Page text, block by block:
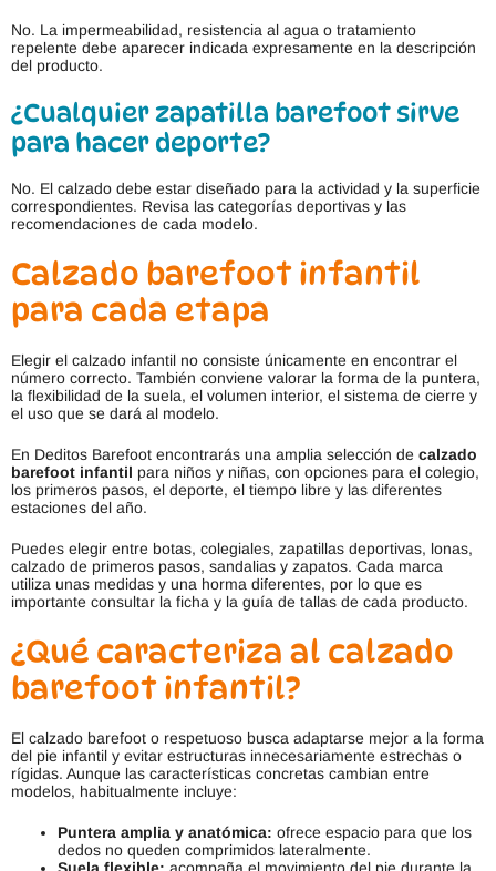
No. La impermeabilidad, resistencia al agua o tratamiento
repelente debe aparecer indicada expresamente en la descripción
del producto.
¿Cualquier zapatilla barefoot sirve
para hacer deporte?
No. El calzado debe estar diseñado para la actividad y la superficie
correspondientes. Revisa las categorías deportivas y las
recomendaciones de cada modelo.
Calzado barefoot infantil
para cada etapa
Elegir el calzado infantil no consiste únicamente en encontrar el
número correcto. También conviene valorar la forma de la puntera,
la flexibilidad de la suela, el volumen interior, el sistema de cierre y
el uso que se dará al modelo.
En Deditos Barefoot encontrarás una amplia selección de calzado
barefoot infantil para niños y niñas, con opciones para el colegio,
los primeros pasos, el deporte, el tiempo libre y las diferentes
estaciones del año.
Puedes elegir entre botas, colegiales, zapatillas deportivas, lonas,
calzado de primeros pasos, sandalias y zapatos. Cada marca
utiliza unas medidas y una horma diferentes, por lo que es
importante consultar la ficha y la guía de tallas de cada producto.
¿Qué caracteriza al calzado
barefoot infantil?
El calzado barefoot o respetuoso busca adaptarse mejor a la forma
del pie infantil y evitar estructuras innecesariamente estrechas o
rígidas. Aunque las características concretas cambian entre
modelos, habitualmente incluye:
Puntera amplia y anatómica: ofrece espacio para que los
dedos no queden comprimidos lateralmente.